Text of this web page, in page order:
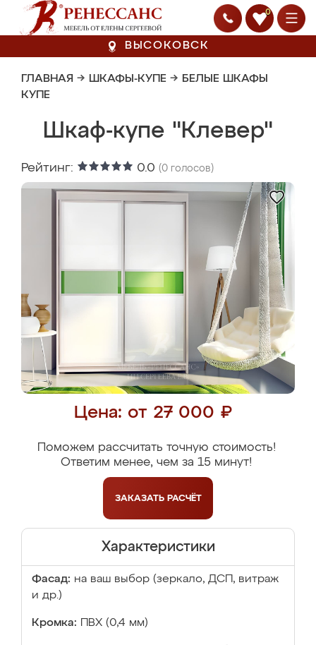
0
ВЫСОКОВСК
ГЛАВНАЯ → ШКАФЫ-КУПЕ → БЕЛЫЕ ШКАФЫ
КУПЕ
Шкаф-купе "Клевер"
Рейтинг: 0.0 (0 голосов)
Цена: от 27 000 ₽
Поможем рассчитать точную стоимость!
Ответим менее, чем за 15 минут!
ЗАКАЗАТЬ РАСЧЁТ
Характеристики
Фасад: на ваш выбор (зеркало, ДСП, витраж
и др.)
Кромка: ПВХ (0,4 мм)